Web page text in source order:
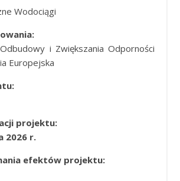
Wodociągi
i Zwiększania Odporności
Europejska
projektu:
2026 r.
efektów projektu: